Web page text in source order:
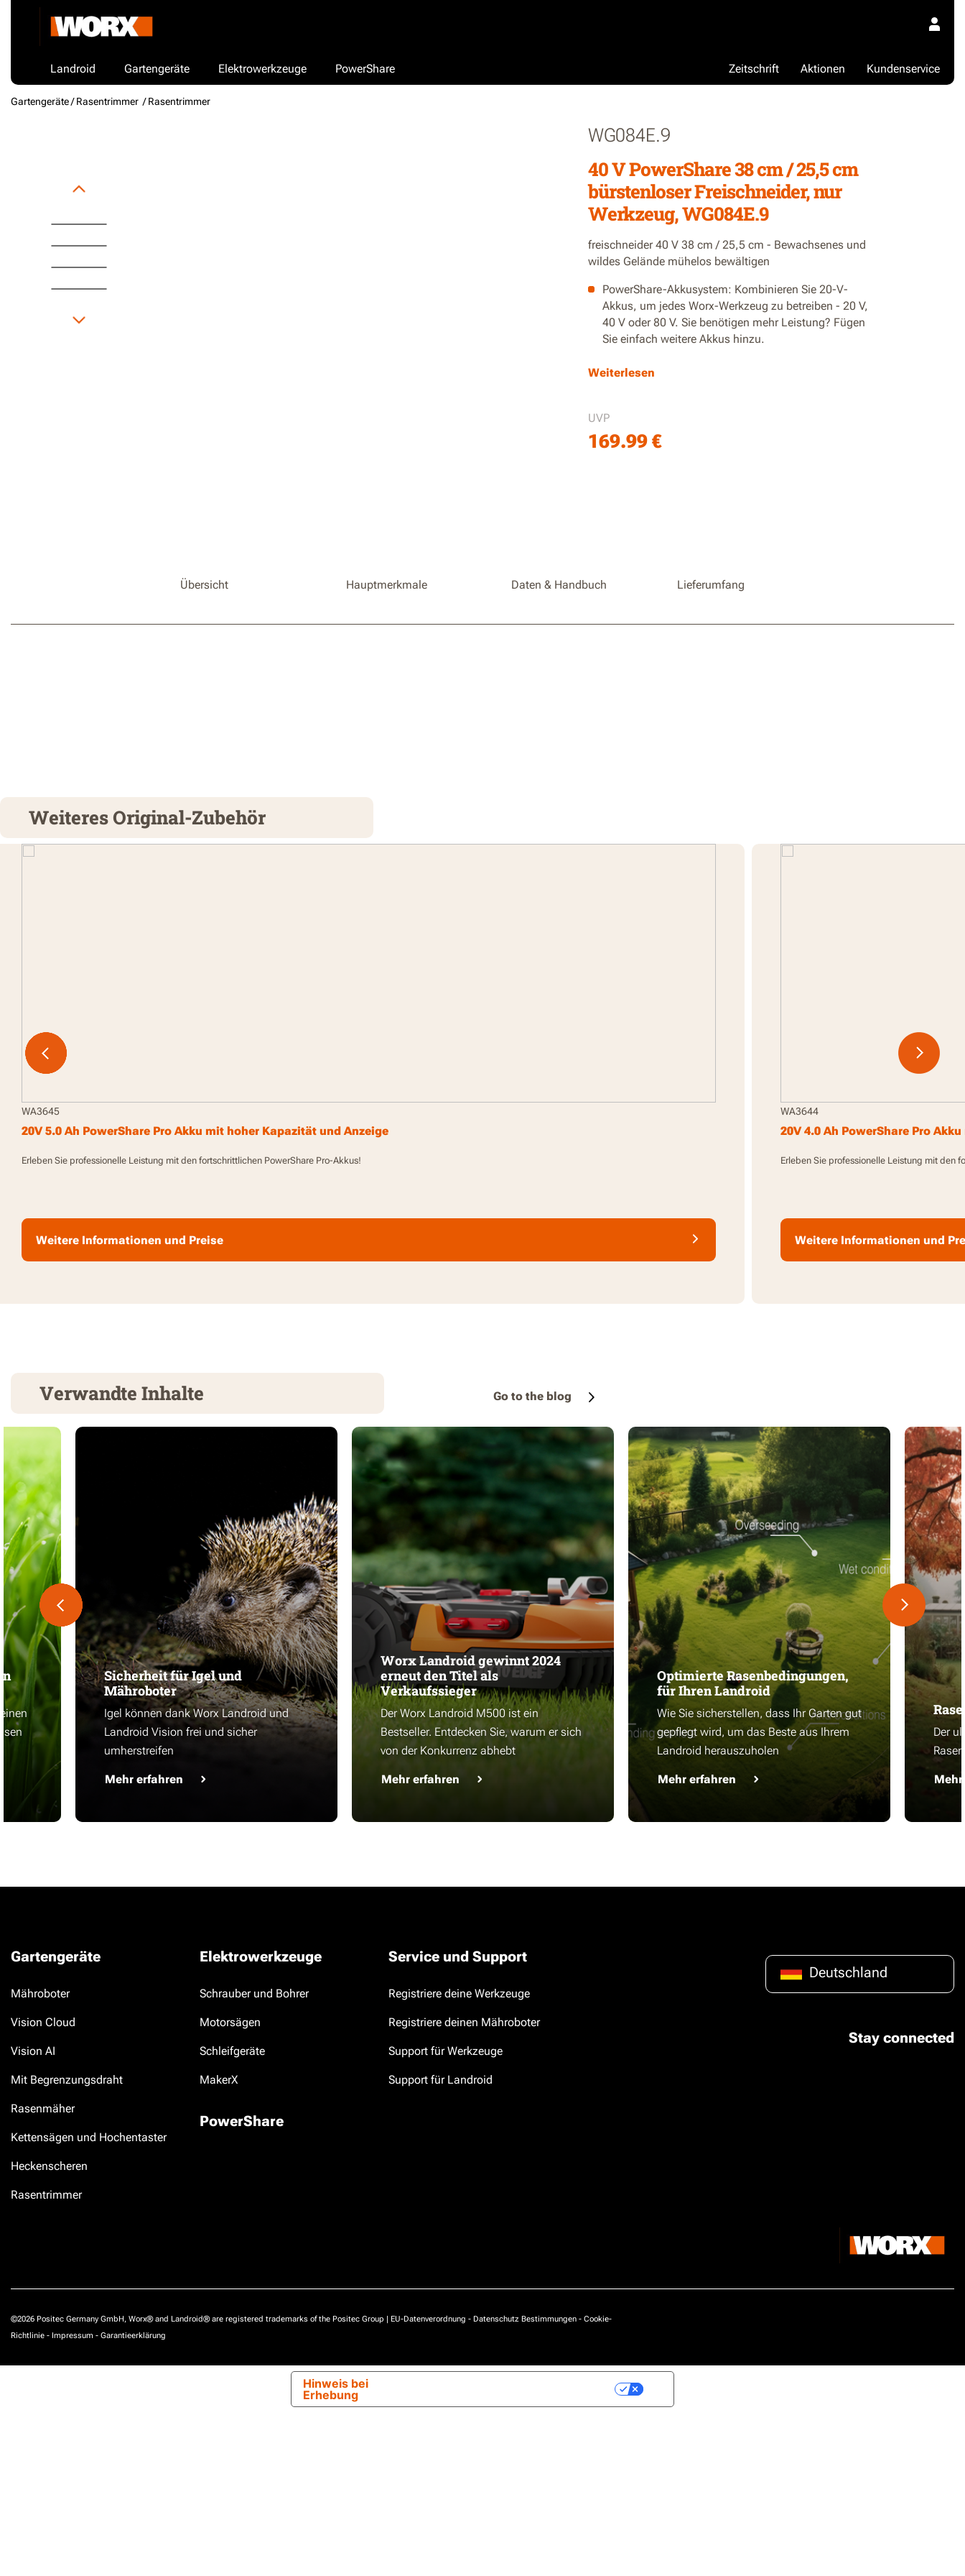
Landroid Gartengeräte Elektrowerkzeuge PowerShare Kundenservice
Aktionen
Zeitschrift
Gartengeräte /Rasentrimmer / Rasentrimmer
WG084E.9
40 V PowerShare 38 cm / 25,5 cm
bürstenloser Freischneider, nur
Werkzeug, WG084E.9
freischneider 40 V 38 cm / 25,5 cm - Bewachsenes und
wildes Gelände mühelos bewältigen
PowerShare-Akkusystem: Kombinieren Sie 20-V-
Akkus, um jedes Worx-Werkzeug zu betreiben - 20 V,
40 V oder 80 V. Sie benötigen mehr Leistung? Fügen
Sie einfach weitere Akkus hinzu.
25 cc äquivalente Leistung
Trimmen bis zu 800 ㎡ mit einer einzigen Ladung
Weiterlesen
UVP
169.99€
Übersicht Hauptmerkmale Daten & Handbuch Lieferumfang
Weiteres Original-Zubehör
WA3645
20V 5.0 Ah PowerShare Pro Akku mit hoher Kapazität und Anzeige
Erleben Sie professionelle Leistung mit den fortschrittlichen PowerShare Pro-Akkus!
Weitere Informationen und Preise
WA3644
20V 4.0 Ah PowerShare Pro
Erleben Sie professionelle Leistung mit den
Weitere Informationen und
Verwandte Inhalte Go to the blog
Sicherheit für Igel und
Mähroboter
Igel können dank Worx Landroid und
Landroid Vision frei und sicher
umherstreifen
Mehr erfahren
Worx Landroid gewinnt 2024
erneut den Titel als
Verkaufssieger
Der Worx Landroid M500 ist ein
Bestseller. Entdecken Sie, warum er sich
von der Konkurrenz abhebt
Mehr erfahren
Optimierte Rasenbedingungen,
für Ihren Landroid
Wie Sie sicherstellen, dass Ihr Garten gut
gepflegt wird, um das Beste aus Ihrem
Landroid herauszuholen
Mehr erfahren
Der
Gartengeräte
Mähroboter
Vision Cloud
Vision AI
Mit Begrenzungsdraht
Rasenmäher
Kettensägen und Hochentaster
Heckenscheren
Rasentrimmer
Elektrowerkzeuge
Schrauber und Bohrer
Motorsägen
Schleifgeräte
MakerX
PowerShare
Service und Support
Registriere deine Werkzeuge
Registriere deinen Mähroboter
Support für Werkzeuge
Support für Landroid
Deutschland
Stay connected
©2026 Positec Germany GmbH, Worx® and Landroid® are registered trademarks of the Positec Group | EU-Datenverordnung - Datenschutz Bestimmungen - Cookie-
Richtlinie - Impressum - Garantieerklärung
Hinweis bei
Erhebung